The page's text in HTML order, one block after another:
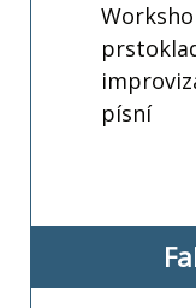
písní